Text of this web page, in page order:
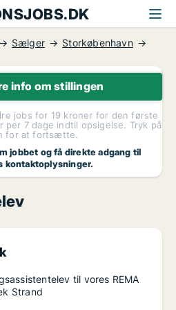
Sælger
Storkøbenhavn
info om stillingen
jobs for 19 kroner for den første
7 dage indtil opsigelse. Tryk på
for at fortsætte.
jobbet og få direkte adgang til
kontaktoplysninger.
til vores REMA
Strand